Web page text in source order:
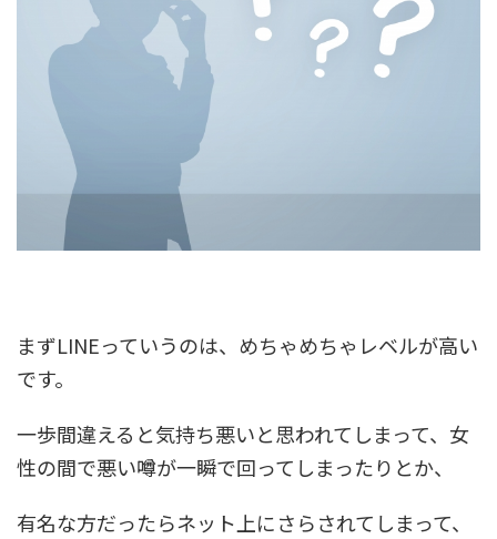
まずLINEっていうのは、めちゃめちゃレベルが高い
です。
一歩間違えると気持ち悪いと思われてしまって、女
性の間で悪い噂が一瞬で回ってしまったりとか、
有名な方だったらネット上にさらされてしまって、